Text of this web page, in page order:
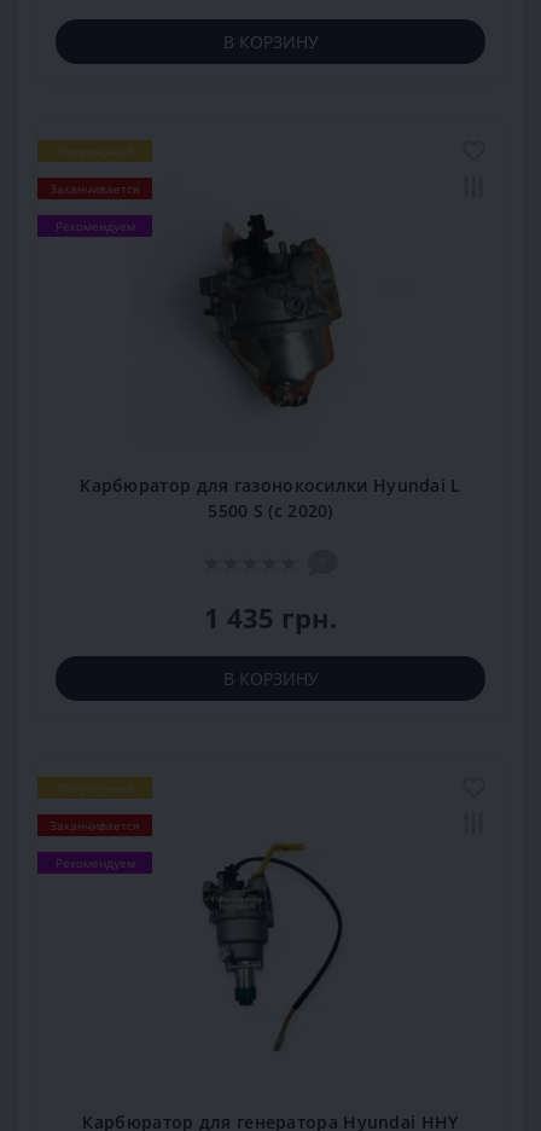
В КОРЗИНУ
Популярный
Заканчивается
Рекомендуем
Карбюратор для газонокосилки Hyundai L
5500 S (с 2020)
1 435 грн.
В КОРЗИНУ
Популярный
Заканчивается
Рекомендуем
Карбюратор для генератора Hyundai HHY